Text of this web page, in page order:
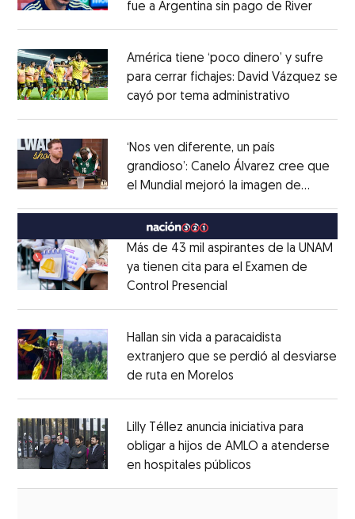
fue a Argentina sin pago de RiverOpens
América tiene ‘poco dinero’ y sufre
para cerrar fichajes: David Vázquez se
cayó por tema administrativo
‘Nos ven diferente, un país
grandioso’: Canelo Álvarez cree que
el Mundial mejoró la imagen de
MéxicoOpens in new window
Más de 43 mil aspirantes de la UNAM
ya tienen cita para el Examen de
Control Presencial
Hallan sin vida a paracaidista
extranjero que se perdió al desviarse
de ruta en Morelos
Lilly Téllez anuncia iniciativa para
obligar a hijos de AMLO a atenderse
en hospitales públicos